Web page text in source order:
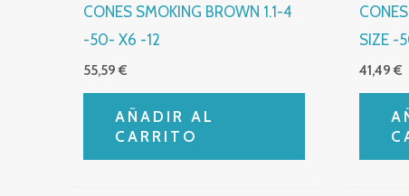
CONES SMOKING BROWN 1.1-4
-50- X6 -12
55,59€
AÑADIR AL
CARRITO
SIZE -
41,49€